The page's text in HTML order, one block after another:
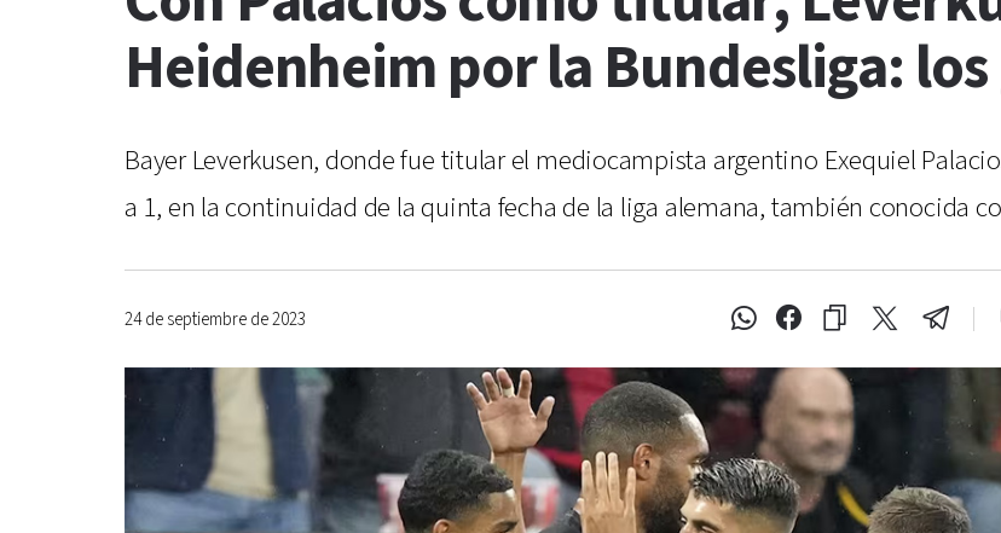
Heidenheim por la Bundesliga: los
Bayer Leverkusen, donde fue titular el mediocampista argentino Exequiel
a 1, en la continuidad de la quinta fecha de la liga alemana, también conocida
24 de septiembre de 2023